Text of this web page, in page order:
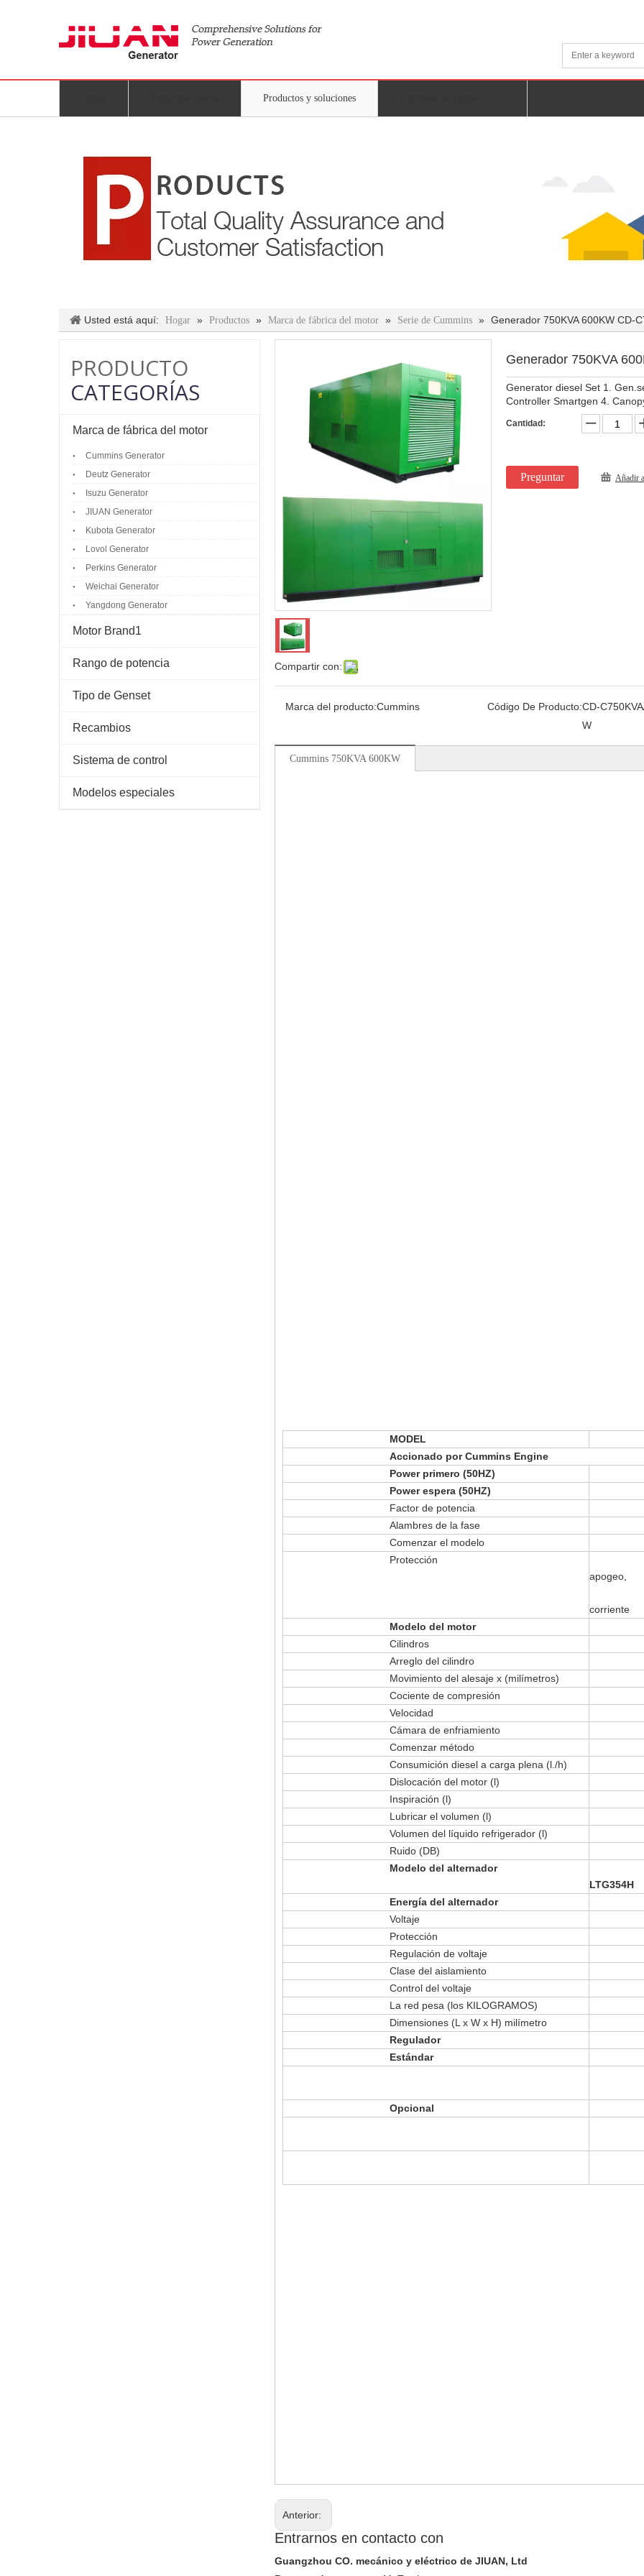
Productos y soluciones
Usted está aquí: Hogar » Productos » Marca de fábrica del motor » Serie de Cummins » Generador 750KVA 600KW CD-
PRODUCTO
CATEGORÍAS
Marca de fábrica del motor
Cummins Generator
Deutz Generator
Isuzu Generator
JIUAN Generator
Kubota Generator
Lovol Generator
Perkins Generator
Weichai Generator
Yangdong Generator
Motor Brand1
Rango de potencia
Tipo de Genset
Recambios
Sistema de control
Modelos especiales
Compartir con:
Generador 750KVA
Generator diesel Set 1.
Controller Smartgen 4.
Cantidad:
Preguntar Añadir
Marca del producto:Cummins Código De Producto:CD-
W
Cummins 750KVA 600KW
MODEL
Accionado por Cummins Engine
Power primero (50HZ)
Power espera (50HZ)
Factor de potencia
Alambres de la fase
Comenzar el modelo
Protección
apogeo,
corriente
Modelo del motor
Cilindros
Arreglo del cilindro
Movimiento del alesaje x (milímetros)
Cociente de compresión
Velocidad
Cámara de enfriamiento
Comenzar método
Consumición diesel a carga plena (l./h)
Dislocación del motor (l)
Inspiración (l)
Lubricar el volumen (l)
Volumen del líquido refrigerador (l)
Ruido (DB)
Modelo del alternador
LTG354H
Energía del alternador
Voltaje
Protección
Regulación de voltaje
Clase del aislamiento
Control del voltaje
La red pesa (los KILOGRAMOS)
Dimensiones (L x W x H) milímetro
Regulador
Estándar
Opcional
Anterior:
Entrarnos en contacto con
Guangzhou CO. mecánico y eléctrico de JIUAN, Ltd